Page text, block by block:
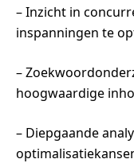
– Inzicht in
inspanningen te
–
hoogwaardige
– Diepgaande